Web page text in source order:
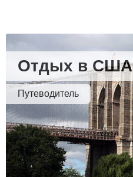
Отдых в США
Путеводитель